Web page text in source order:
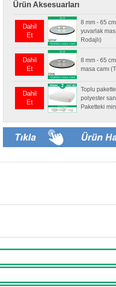
Ürün Aksesuarları
Dahil
Et
8 mm - 65
yuvarlak
Rodajlı)
Dahil
Et
8 mm - 65
masa camı
Dahil
Et
Toplu
polyester
Paketteki